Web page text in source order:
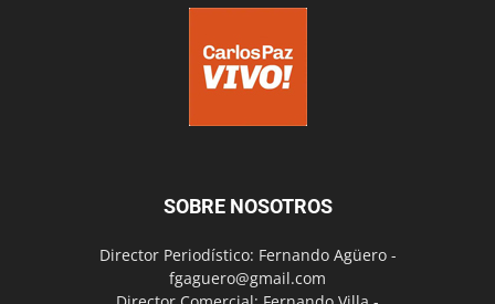
SOBRE NOSOTROS
Director Periodístico: Fernando Agüero -
fgaguero@gmail.com